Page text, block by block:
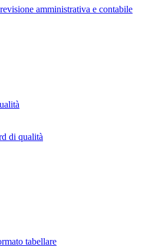
amministrativa e contabile
di qualità
tabellare